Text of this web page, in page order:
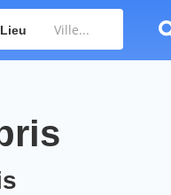
Lieu